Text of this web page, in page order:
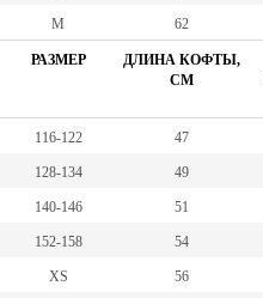
M 62
РАЗМЕР
ДЛИНА КОФТЫ,
СМ
116-122 47
128-134 49
140-146 51
152-158 54
XS 56